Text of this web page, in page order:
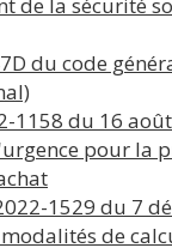
de la sécurité
du code
1158 du 16
pour la
1529 du 7
de